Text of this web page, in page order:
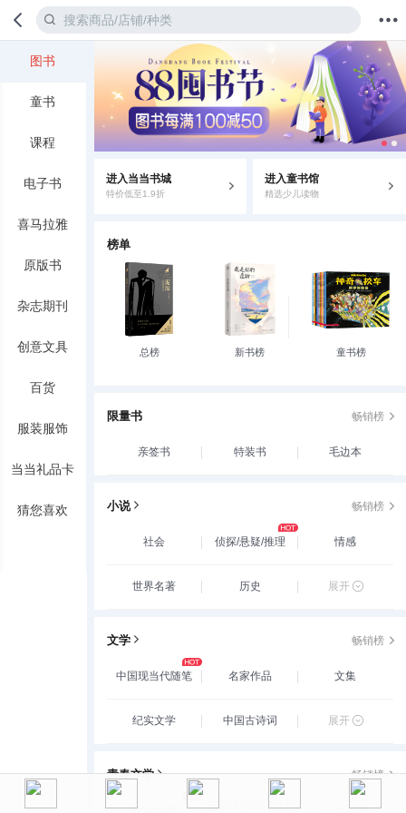
值得买 我的当当
图书
童书
课程
电子书
喜马拉雅
原版书
杂志期刊
创意文具
百货
服装服饰
当当礼品卡
猜您喜欢
进入当当书城
特价低至1.9折
进入童书馆
精选少儿读物
榜单
总榜 新书榜 童书榜
限量书 畅销榜
亲签书 特装书 毛边本
小说 畅销榜
社会 侦探/悬疑/推理 情感
世界名著 历史 展开
文学 畅销榜
中国现当代随笔 名家作品 文集
纪实文学 中国古诗词 展开
青春文学 畅销榜
玄幻/新武侠/魔幻/